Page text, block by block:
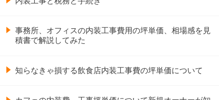
事務所、オフィスの内装工事費用の坪単価、相場感を見
積書で解説してみた
知らなきゃ損する飲食店内装工事費の坪単価について